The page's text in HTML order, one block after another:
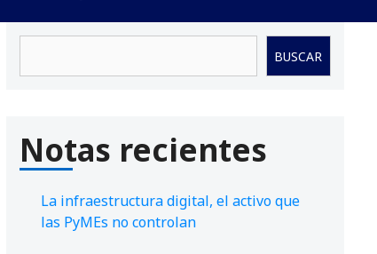
BUSCAR
Notas recientes
La infraestructura digital, el activo que
las PyMEs no controlan